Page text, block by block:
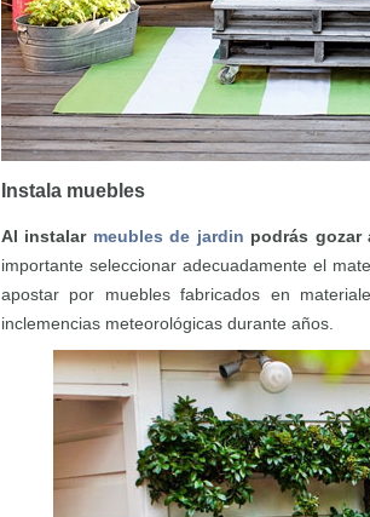
Instala muebles
Al instalar meubles de jardin podrás gozar
importante seleccionar adecuadamente el
apostar por muebles fabricados en
inclemencias meteorológicas durante años.